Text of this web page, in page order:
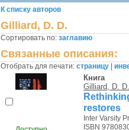
К списку авторов
Gilliard, D. D.
Сортировать по: заглавию
Связанные описания:
Отобрать для печати: страницу
Книга
Gilliard, D. D.
restores
Inter Varsity
ISBN